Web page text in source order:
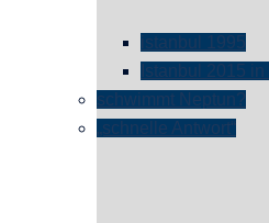
istanbul 1995
Istanbul 2015
schwimmt Neptun?
„schnelle Antwort“